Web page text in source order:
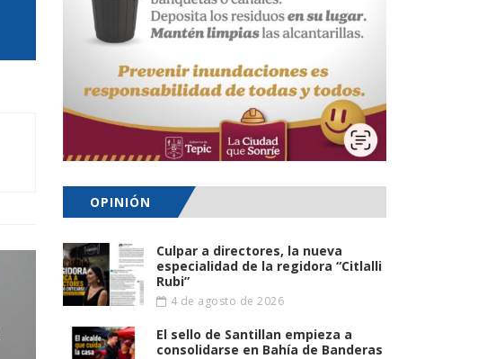
OPINIÓN
Culpar a directores, la nueva
especialidad de la regidora “Citlalli
Rubi”
4 de agosto de 2026
El sello de Santillan empieza a
consolidarse en Bahía de Banderas